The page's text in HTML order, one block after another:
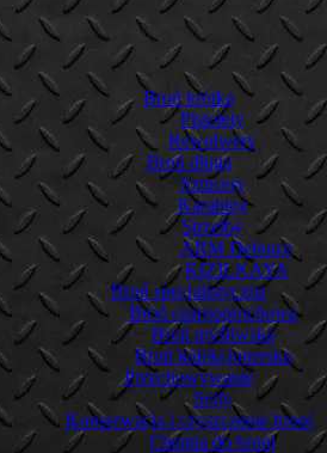
Broń krótka
Pistolety
Rewolwery
Broń długa
Sztucery
Karabiny
Strzelby
ARM Defence
KIZILKAYA
Broń specjalistyczna
Broń czarnoprochowa
Broń myśliwska
Broń kolekcjonerska
Przechowywanie
Sejfy
Konserwacja i czyszczenie broni
Chemia do broni